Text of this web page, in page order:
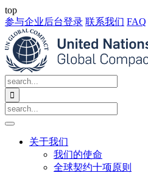
top
参与企业后台登录 联系我们 FAQ

关于我们
我们的使命
全球契约十项原则